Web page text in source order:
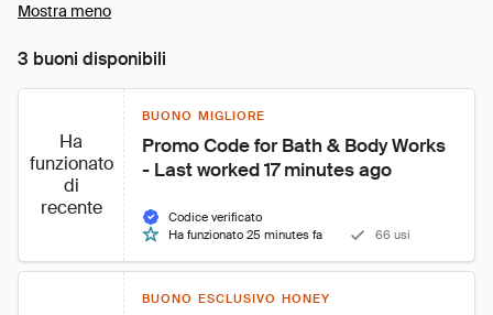
Mostra meno
3 buoni disponibili
Ha
funzionato
di
recente
BUONO MIGLIORE
Promo Code for Bath & Body Works
- Last worked 17 minutes ago
Codice verificato
Ha funzionato 25 minutes fa
66 usi
BUONO ESCLUSIVO HONEY